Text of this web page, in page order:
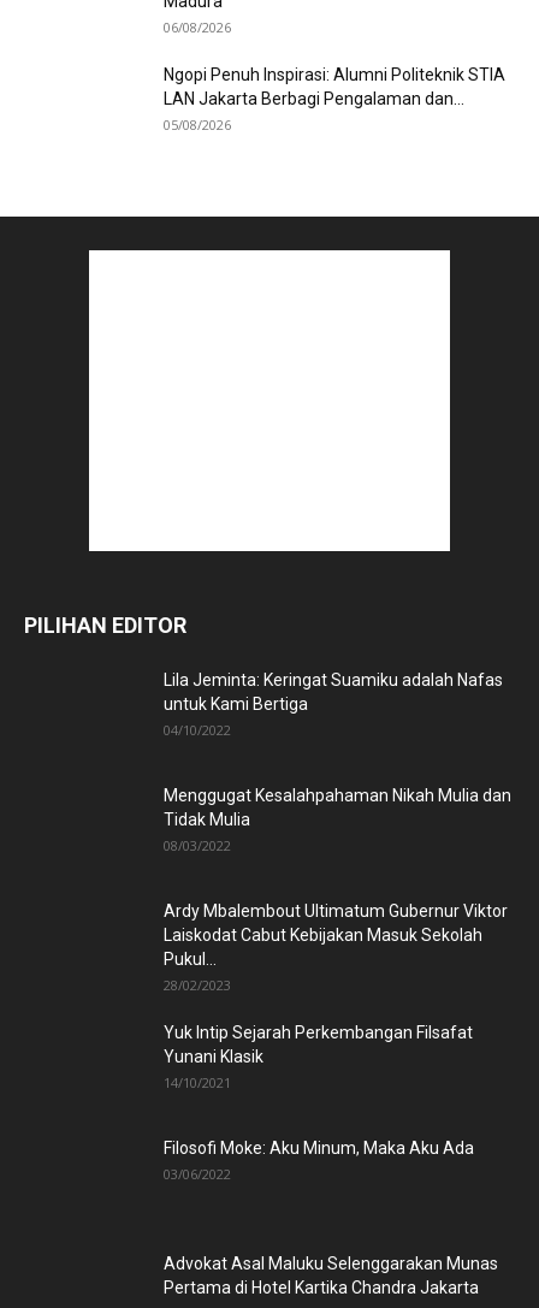
06/08/2026
Ngopi Penuh Inspirasi: Alumni Politeknik STIA
LAN Jakarta Berbagi Pengalaman dan...
05/08/2026
PILIHAN EDITOR
Lila Jeminta: Keringat Suamiku adalah Nafas
untuk Kami Bertiga
04/10/2022
Menggugat Kesalahpahaman Nikah Mulia dan
Tidak Mulia
08/03/2022
Ardy Mbalembout Ultimatum Gubernur Viktor
Laiskodat Cabut Kebijakan Masuk Sekolah
Pukul...
28/02/2023
Yuk Intip Sejarah Perkembangan Filsafat
Yunani Klasik
14/10/2021
Filosofi Moke: Aku Minum, Maka Aku Ada
03/06/2022
Advokat Asal Maluku Selenggarakan Munas
Pertama di Hotel Kartika Chandra Jakarta